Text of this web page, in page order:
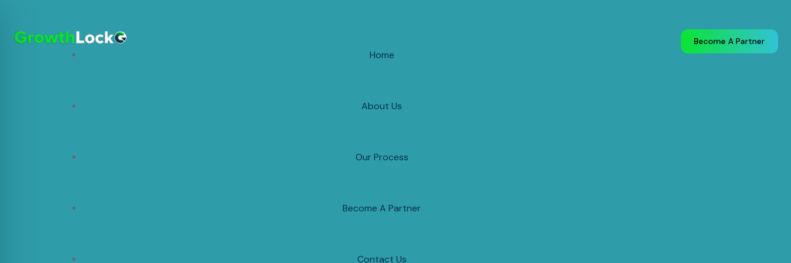
Home
About Us
Our Process
Become A Partner
Contact Us
Become A Partner